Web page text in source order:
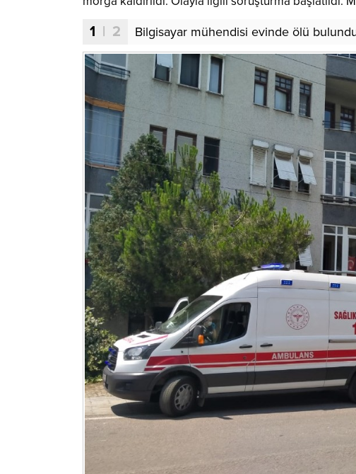
1 | 2 Bilgisayar mühendisi evinde ölü